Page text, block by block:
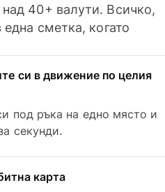
40+ валути. Всичко,
сметка, когато
си в движение по целия
под ръка на едно място и
секунди.
карта